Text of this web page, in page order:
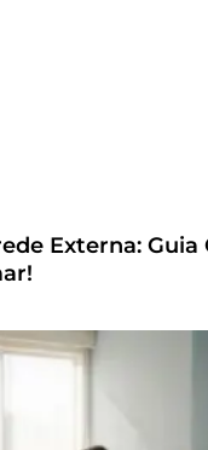
Externa: